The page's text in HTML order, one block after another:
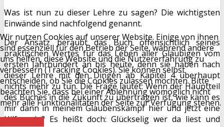
Was ist nun zu dieser Lehre zu sagen? Die wichtigsten
Einwände sind nachfolgend genannt.
Der Ansatz beraubt das Buch offensichtlich seines
praktischen Wertes für das Leben aller Gläubigen vom
ersten Jahrhundert an bis heute, denn sie haben nach
dieser Lehre mit den Dingen ab Kapitel 4 überhaupt
nichts mehr zu tun. Die Frage lautet: Wenn der Hauptteil
des Buches in die Zukunft zu übertragen ist, wie kann es
mir dann in meinem Glaubenskampf hier und jetzt eine
Hilfe sein? Es heißt doch: Glückselig wer da liest und
Wir nutzen Cookies auf unserer Website. Einige von ihnen
sind essenziell für den Betrieb der Seite, während andere
uns helfen, diese Website und die Nutzererfahrung zu
verbessern (Tracking Cookies). Sie können selbst
entscheiden, ob Sie die Cookies zulassen möchten. Bitte
beachten Sie, dass bei einer Ablehnung womöglich nicht
mehr alle Funktionalitäten der Seite zur Verfügung stehen.